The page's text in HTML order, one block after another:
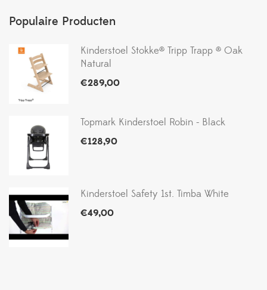
Populaire Producten
Kinderstoel Stokke® Tripp Trapp ® Oak
Natural
€289,00
Topmark Kinderstoel Robin - Black
€128,90
Kinderstoel Safety 1st. Timba White
€49,00